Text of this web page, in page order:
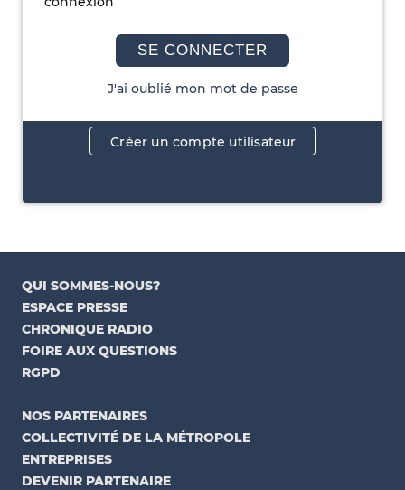
SE CONNECTER
J'ai oublié mon mot de passe
Créer un compte utilisateur
QUI SOMMES-NOUS?
ESPACE PRESSE
CHRONIQUE RADIO
FOIRE AUX QUESTIONS
RGPD
NOS PARTENAIRES
COLLECTIVITÉ DE LA MÉTROPOLE
ENTREPRISES
DEVENIR PARTENAIRE